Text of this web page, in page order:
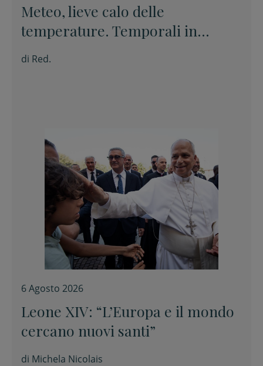
Meteo, lieve calo delle
temperature. Temporali in
appennino
di Red.
6 Agosto 2026
Leone XIV: “L’Europa e il mondo
cercano nuovi santi”
di Michela Nicolais